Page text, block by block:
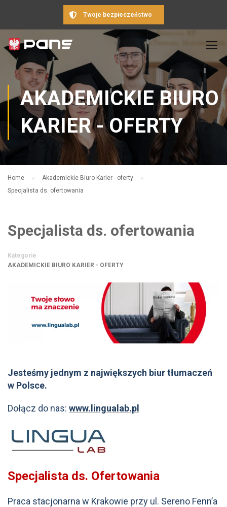
Twoje bezpieczeństwo
AKADEMICKIE BIURO
KARIER - OFERTY
Home
Akademickie Biuro Karier - oferty
Specjalista ds. ofertowania
Specjalista ds. ofertowania
Kategorie
AKADEMICKIE BIURO KARIER - OFERTY
Jesteśmy jednym z największych biur tłumaczeń
w Polsce.
Dołącz do nas: www.lingualab.pl
Specjalista ds. Ofertowania
Praca stacjonarna w Krakowie przy ul. Sereno Fenn’a